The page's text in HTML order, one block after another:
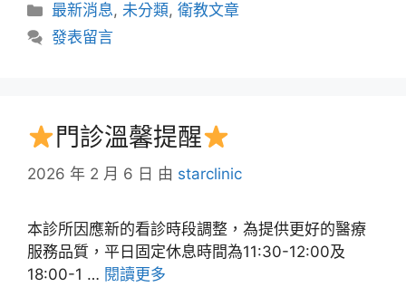
最新消息,未分類,衛教文章
發表留言
門診溫馨提醒
2026 年 2 月 6 日 由 starclinic
本診所因應新的看診時段調整，為提供更好的醫療
服務品質，平日固定休息時間為11:30-12:00及
18:00-1 … 閱讀更多